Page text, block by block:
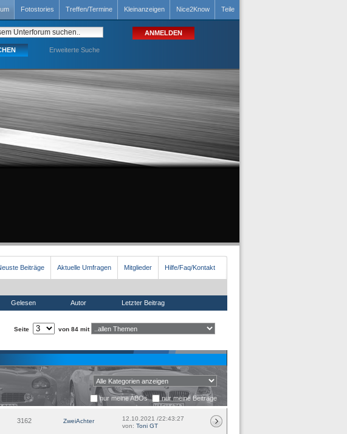
Fotostories Treffen/Termine Kleinanzeigen Nice2Know Teile
Erweiterte Suche
Beiträge Aktuelle Umfragen Mitglieder Hilfe/Faq/Kontakt
Gelesen Autor Letzter Beitrag
Seite von 84 mit
nur meine ABOs nur meine Beiträge
3162 ZweiAchter
12.10.2021 /22:43:27
von: Toni GT